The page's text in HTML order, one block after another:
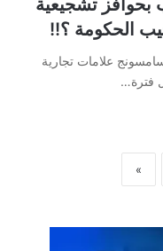
تشجيعية
الحكومة ؟!!
علامات تجارية
فترة…
»